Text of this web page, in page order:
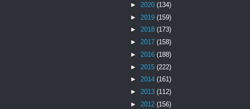
► 2020 (134)
► 2019 (159)
► 2018 (173)
► 2017 (158)
► 2016 (188)
► 2015 (222)
► 2014 (161)
► 2013 (112)
► 2012 (156)